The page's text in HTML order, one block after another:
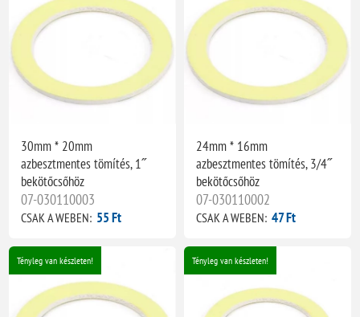
30mm * 20mm
azbesztmentes tömítés, 1˝
bekötőcsőhöz
07-030110003
CSAK A WEBEN: 55 Ft
24mm * 16mm
azbesztmentes tömítés, 3/4˝
bekötőcsőhöz
07-030110002
CSAK A WEBEN: 47 Ft
Tényleg van készleten! Tényleg van készleten!